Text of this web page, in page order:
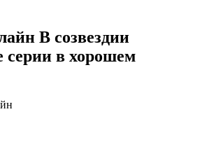
В созвездии
серии в хорошем